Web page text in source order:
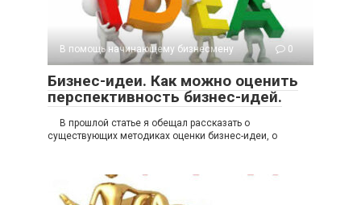
В помощь начинающему бизнесмену 0
Бизнес-идеи. Как можно оценить
перспективность бизнес-идей.
В прошлой статье я обещал рассказать о
существующих методиках оценки бизнес-идеи, о